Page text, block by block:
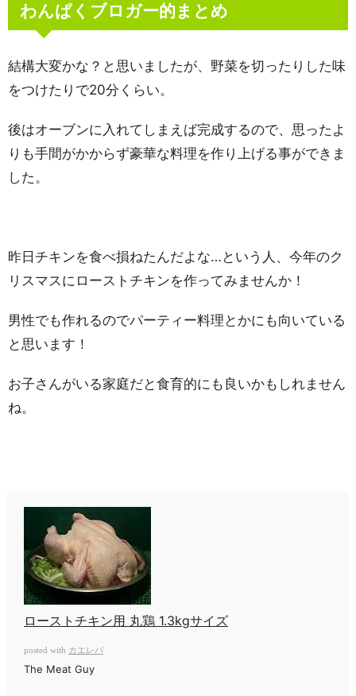
わんぱくブロガー的まとめ
結構大変かな？と思いましたが、野菜を切ったりした味
をつけたりで20分くらい。
後はオーブンに入れてしまえば完成するので、思ったよ
りも手間がかからず豪華な料理を作り上げる事ができま
した。
昨日チキンを食べ損ねたんだよな…という人、今年のク
リスマスにローストチキンを作ってみませんか！
男性でも作れるのでパーティー料理とかにも向いている
と思います！
お子さんがいる家庭だと食育的にも良いかもしれません
ね。
ローストチキン用 丸鶏 1.3kgサイズ
posted with カエレバ
The Meat Guy